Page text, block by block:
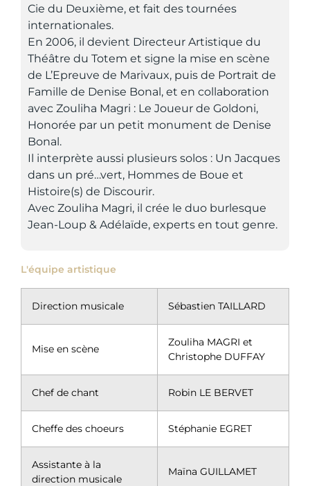
Cie du Deuxième, et fait des tournées
internationales.
En 2006, il devient Directeur Artistique du
Théâtre du Totem et signe la mise en scène
de L’Epreuve de Marivaux, puis de Portrait de
Famille de Denise Bonal, et en collaboration
avec Zouliha Magri : Le Joueur de Goldoni,
Honorée par un petit monument de Denise
Bonal.
Il interprète aussi plusieurs solos : Un Jacques
dans un pré…vert, Hommes de Boue et
Histoire(s) de Discourir.
Avec Zouliha Magri, il crée le duo burlesque
Jean-Loup & Adélaïde, experts en tout genre.
L'équipe artistique
Direction musicale Sébastien TAILLARD
Mise en scène
Zouliha MAGRI et
Christophe DUFFAY
Chef de chant Robin LE BERVET
Cheffe des choeurs Stéphanie EGRET
Assistante à la
direction musicale
Maïna GUILLAMET